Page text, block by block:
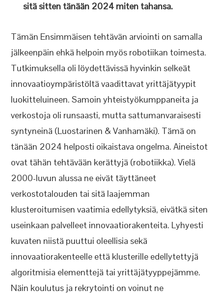
sitä sitten tänään 2024 miten tahansa.
Tämän Ensimmäisen tehtävän arviointi on samalla
jälkeenpäin ehkä helpoin myös robotiikan toimesta.
Tutkimuksella oli löydettävissä hyvinkin selkeät
innovaatioympäristöltä vaadittavat yrittäjätyypit
luokitteluineen. Samoin yhteistyökumppaneita ja
verkostoja oli runsaasti, mutta sattumanvaraisesti
syntyneinä (Luostarinen & Vanhamäki). Tämä on
tänään 2024 helposti oikaistava ongelma. Aineistot
ovat tähän tehtävään kerättyjä (robotiikka). Vielä
2000-luvun alussa ne eivät täyttäneet
verkostotalouden tai sitä laajemman
klusteroitumisen vaatimia edellytyksiä, eivätkä siten
useinkaan palvelleet innovaatiorakenteita. Lyhyesti
kuvaten niistä puuttui oleellisia sekä
innovaatiorakenteelle että klusterille edellytettyjä
algoritmisia elementtejä tai yrittäjätyyppejämme.
Näin koulutus ja rekrytointi on voinut ne